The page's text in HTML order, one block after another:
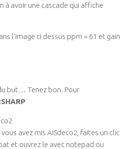
à avoir une cascade qui affiche
l’image ci dessus ppm = 61 et gain
but… Tenez bon. Pour
avez mis AISdeco2, faites un clic
et ouvrez le avec notepad ou